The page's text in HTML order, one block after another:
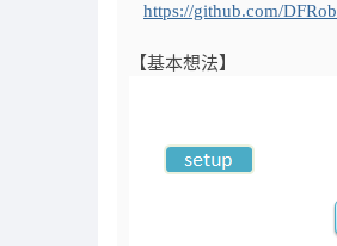
https://github.com/
【基本想法】